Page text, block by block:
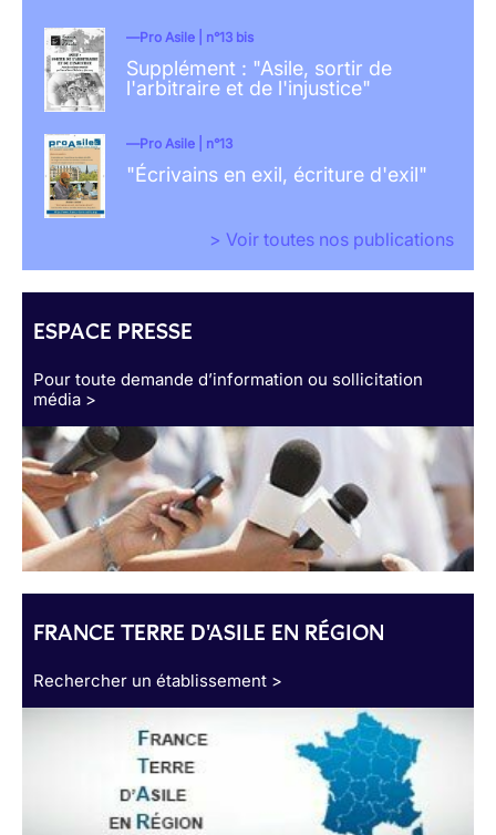
Pro Asile | n°13 bis
Supplément : "Asile, sortir de
l'arbitraire et de l'injustice"
Pro Asile | n°13
"Écrivains en exil, écriture d'exil"
> Voir toutes nos publications
ESPACE PRESSE
Pour toute demande d’information ou sollicitation
média >
FRANCE TERRE D'ASILE EN RÉGION
Rechercher un établissement >